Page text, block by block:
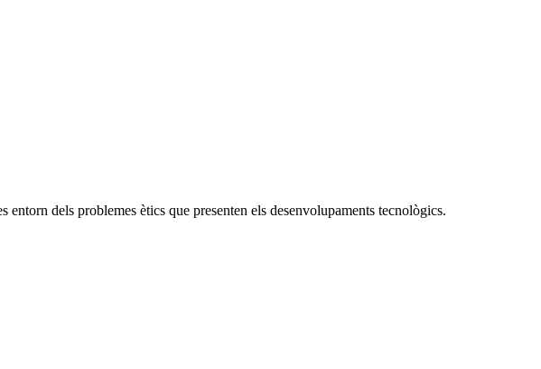
entorn dels problemes ètics que presenten els desenvolupaments tecnològics.